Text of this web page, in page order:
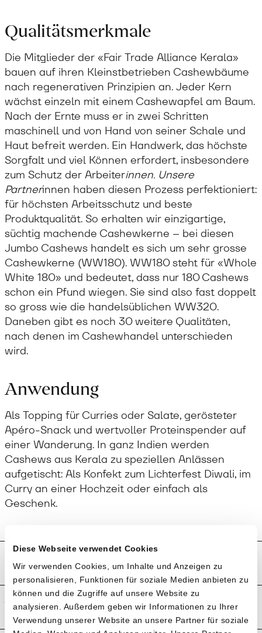
Diese Webseite verwendet Cookies
Wir verwenden Cookies, um Inhalte und Anzeigen zu
personalisieren, Funktionen für soziale Medien anbieten zu
können und die Zugriffe auf unsere Website zu
analysieren. Außerdem geben wir Informationen zu Ihrer
Verwendung unserer Website an unsere Partner für soziale
Qualitätsmerkmale
Die Mitglieder der «Fair Trade Alliance Kerala»
bauen auf ihren Kleinstbetrieben Cashewbäume
nach regenerativen Prinzipien an. Jeder Kern
wächst einzeln mit einem Cashewapfel am Baum.
Nach der Ernte muss er in zwei Schritten
maschinell und von Hand von seiner Schale und
Haut befreit werden. Ein Handwerk, das höchste
Sorgfalt und viel Können erfordert, insbesondere
zum Schutz der Arbeiterinnen. Unsere
Partnerinnen haben diesen Prozess perfektioniert:
für höchsten Arbeitsschutz und beste
Produktqualität. So erhalten wir einzigartige,
süchtig machende Cashewkerne – bei diesen
Jumbo Cashews handelt es sich um sehr grosse
Cashewkerne (WW180). WW180 steht für «Whole
White 180» und bedeutet, dass nur 180 Cashews
schon ein Pfund wiegen. Sie sind also fast doppelt
so gross wie die handelsüblichen WW320.
Daneben gibt es noch 30 weitere Qualitäten,
nach denen im Cashewhandel unterschieden
wird.
Anwendung
Als Topping für Curries oder Salate, gerösteter
Apéro-Snack und wertvoller Proteinspender auf
einer Wanderung. In ganz Indien werden
Cashews aus Kerala zu speziellen Anlässen
aufgetischt: Als Konfekt zum Lichterfest Diwali, im
Curry an einer Hochzeit oder einfach als
Geschenk.
Preistransparenz
Weitere Informationen
Verpasse keine
Sammelbestellung!
Willst du benachrichtigt werden, wenn